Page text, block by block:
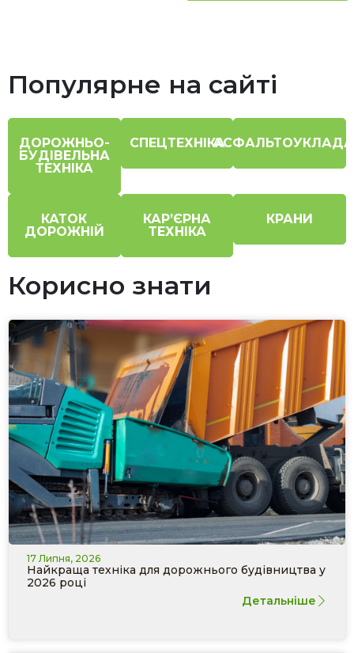
Популярне на сайті
ДОРОЖНЬО-
БУДІВЕЛЬНА
ТЕХНІКА
СПЕЦТЕХНІКА
КАТОК
ДОРОЖНІЙ
КАР’ЄРНА
ТЕХНІКА
КРАНИ
Корисно знати
17 Липня, 2026
Найкраща техніка для дорожнього будівництва у
2026 році
Детальніше